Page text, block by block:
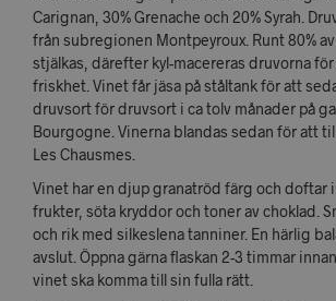
Carignan, 30% Grenache och 20% Syrah.
från subregionen Montpeyroux. Runt 80%
stjälkas, därefter kyl-macereras druvorna
friskhet. Vinet får jäsa på ståltank för att
druvsort för druvsort i ca tolv månader på
Bourgogne. Vinerna blandas sedan för att
Les Chausmes.
Vinet har en djup granatröd färg och doftar
frukter, söta kryddor och toner av choklad.
och rik med silkeslena tanniner. En härlig
avslut. Öppna gärna flaskan 2-3 timmar
vinet ska komma till sin fulla rätt.